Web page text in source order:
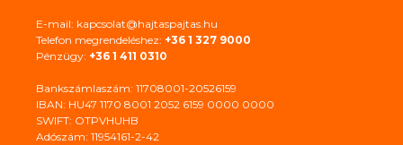
E-mail: kapcsolat@hajtaspajtas.hu
Telefon megrendeléshez: +36 1 327 9000
Pénzügy: +36 1 411 0310
Bankszámlaszám: 11708001-20526159
IBAN: HU47 1170 8001 2052 6159 0000 0000
SWIFT: OTPVHUHB
Adószám: 11954161-2-42